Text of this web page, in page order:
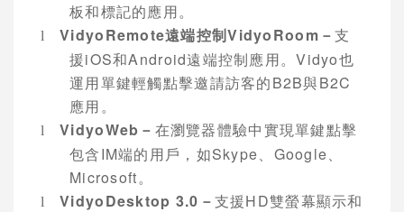
板和標記的應用。
l VidyoRemote遠端控制VidyoRoom －支
援iOS和Android遠端控制應用。Vidyo也
運用單鍵輕觸點擊邀請訪客的B2B與B2C
應用。
l VidyoWeb － 在瀏覽器體驗中實現單鍵點擊
包含IM端的用戶，如Skype、 Google、
Microsoft。
l VidyoDesktop 3.0 －支援HD雙螢幕顯示和